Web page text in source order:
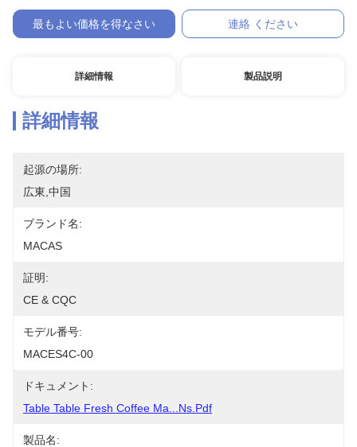
最もよい価格を得なさい 連絡 ください
詳細情報 製品説明
詳細情報
起源の場所:
広東,中国
ブランド名:
MACAS
証明:
CE & CQC
モデル番号:
MACES4C-00
ドキュメント:
Table Table Fresh Coffee Ma...ns.pdf
製品名: